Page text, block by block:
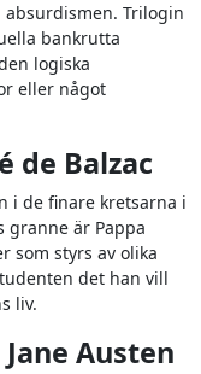
Trilogin
bankrutta
logiska
eller något
de Balzac
i de finare kretsarna i
granne är Pappa
som styrs av olika
det han vill
liv.
Austen